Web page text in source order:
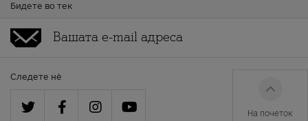
Бидете во тек
Следете нè
На почеток